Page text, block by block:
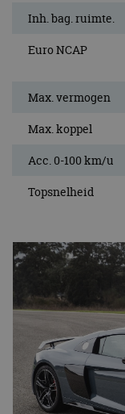
Inh. bag. ruimte.
Euro NCAP
Max. vermogen
Max. koppel
Acc. 0-100 km/u
Topsnelheid